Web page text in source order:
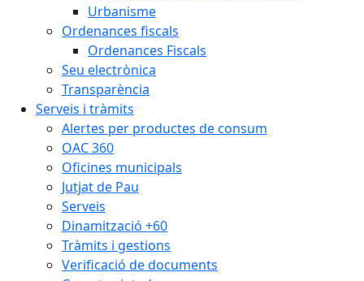
Urbanisme
Ordenances fiscals
Ordenances Fiscals
Seu electrònica
Transparència
Serveis i tràmits
Alertes per productes de consum
OAC 360
Oficines municipals
Jutjat de Pau
Serveis
Dinamització +60
Tràmits i gestions
Verificació de documents